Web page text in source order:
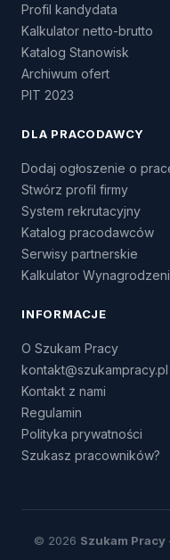
Profil kandydata
Kalkulator netto-brutto
Katalog Stanowisk
Archiwum ofert
PIT 2023
DLA PRACODAWCY
Dodaj ogłoszenie o
Stwórz profil firmy
System rekrutacyjny
Katalog pracodawców
Serwisy partnerskie
Kalkulator
INFORMACJE
O Szukam Pracy
kontakt@szukampracy.pl
Kontakt z nami
Regulamin
Polityka prywatności
Szukasz pracowników?
© 2026 Szukam Pracy